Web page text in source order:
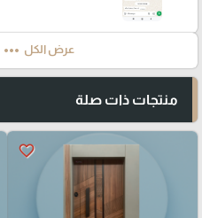
عرض الكل more_horiz
منتجات ذات صلة
favorite_border